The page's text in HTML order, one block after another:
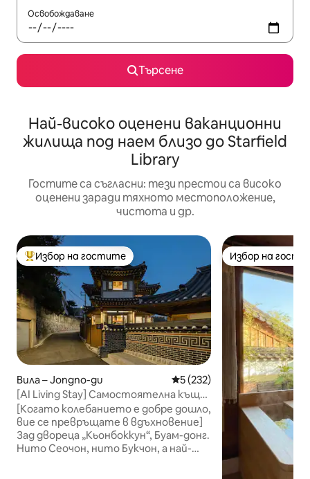
Освобождаване
Търсене
Най-високо оценени ваканционни
жилища под наем близо до Starfield
Library
Гостите са съгласни: тези престои са високо
оценени заради тяхното местоположение,
чистота и др.
Най-популярен избор на гостите
Избор на гостите
Вила – Jongno-gu Средна оценка: 5 от 5,
5 (232)
[AI Living Stay] Самостоятелна къща
ханок в Буам-дон, ДжонгноㅣWelcome
Mystics House Романтичен престой в
ханок
[Когато колебанието е добре дошло,
вие се превръщате в вдъхновение]
Зад двореца „Кьонбоккун“, Буам-донг.
Нито Сеочон, нито Букчон, а най-
Избор на
Избор на